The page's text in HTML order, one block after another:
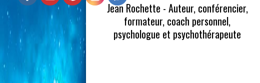
Jean Rochette - Auteur, conférencier,
formateur, coach personnel,
psychologue et psychothérapeute